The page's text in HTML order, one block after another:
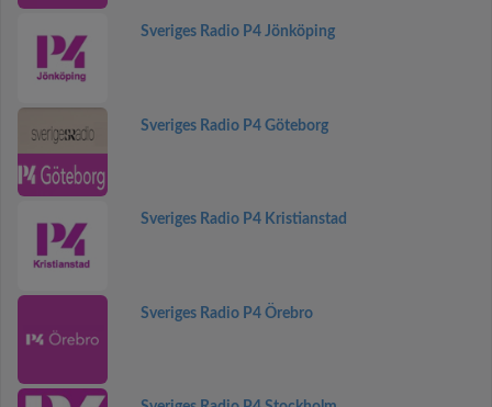
Sveriges Radio P4 Jönköping
Sveriges Radio P4 Göteborg
Sveriges Radio P4 Kristianstad
Sveriges Radio P4 Örebro